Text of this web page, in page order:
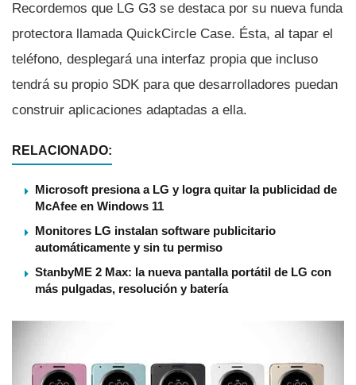
Recordemos que LG G3 se destaca por su nueva funda
protectora llamada QuickCircle Case. Ésta, al tapar el
teléfono, desplegará una interfaz propia que incluso
tendrá su propio SDK para que desarrolladores puedan
construir aplicaciones adaptadas a ella.
RELACIONADO:
Microsoft presiona a LG y logra quitar la publicidad de
McAfee en Windows 11
Monitores LG instalan software publicitario
automáticamente y sin tu permiso
StanbyME 2 Max: la nueva pantalla portátil de LG con
más pulgadas, resolución y batería